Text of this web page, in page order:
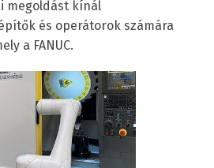
megoldást kínál
és operátorok számára
a FANUC.